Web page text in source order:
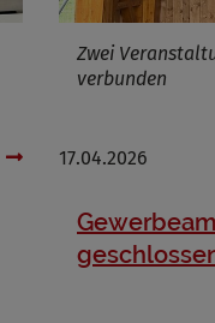
Zwei
verbunden
17.04.2026